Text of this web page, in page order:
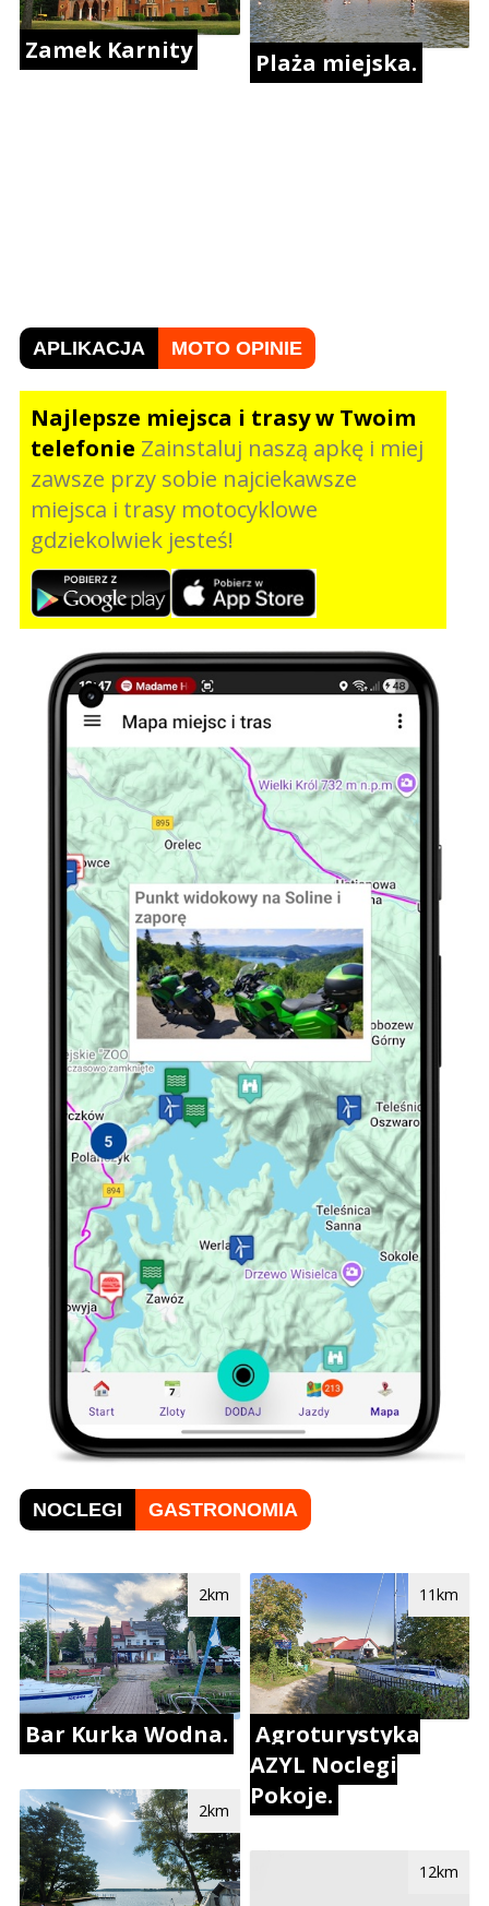
Zamek Karnity Plaża miejska.
APLIKACJA MOTO OPINIE
Najlepsze miejsca i trasy w Twoim
telefonie Zainstaluj naszą apkę i miej
zawsze przy sobie najciekawsze
miejsca i trasy motocyklowe
gdziekolwiek jesteś!
NOCLEGI GASTRONOMIA
Bar Kurka Wodna.
2km
2km
Agroturystyka
AZYL Noclegi
Pokoje.
11km
12km